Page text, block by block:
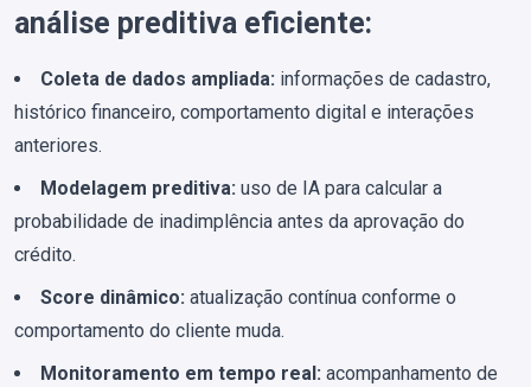
análise preditiva eficiente:
Coleta de dados ampliada: informações de cadastro,
histórico financeiro, comportamento digital e interações
anteriores.
Modelagem preditiva: uso de IA para calcular a
probabilidade de inadimplência antes da aprovação do
crédito.
Score dinâmico: atualização contínua conforme o
comportamento do cliente muda.
Monitoramento em tempo real: acompanhamento de